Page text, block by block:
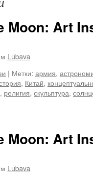
Moon: Art
Lubava
| Метки: армия,
, Китай,
, религия, скульптура,
Moon: Art
Lubava